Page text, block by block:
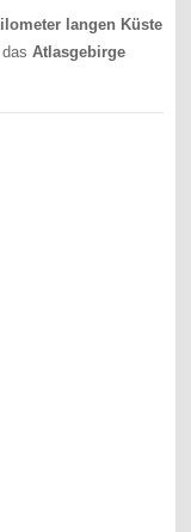
langen Küste
dasAtlasgebirge